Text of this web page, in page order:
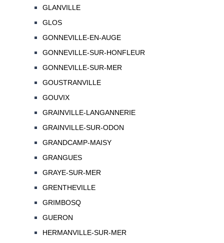
GLANVILLE
GLOS
GONNEVILLE-EN-AUGE
GONNEVILLE-SUR-HONFLEUR
GONNEVILLE-SUR-MER
GOUSTRANVILLE
GOUVIX
GRAINVILLE-LANGANNERIE
GRAINVILLE-SUR-ODON
GRANDCAMP-MAISY
GRANGUES
GRAYE-SUR-MER
GRENTHEVILLE
GRIMBOSQ
GUERON
HERMANVILLE-SUR-MER